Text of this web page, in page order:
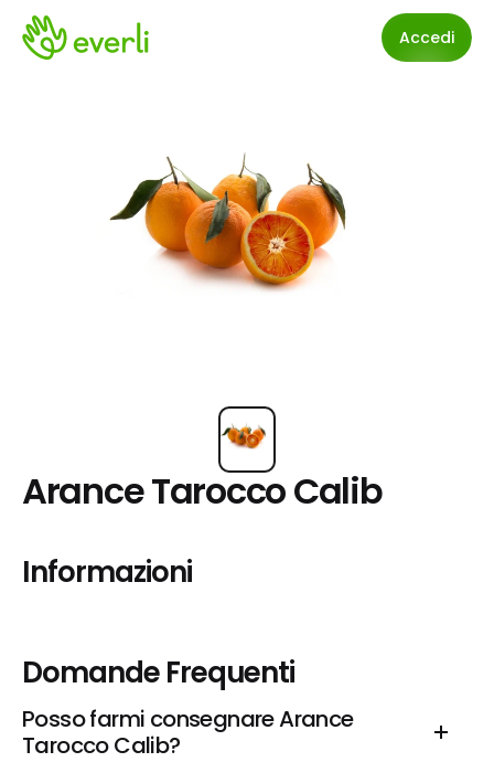
Accedi
Arance Tarocco Calib
Informazioni
Domande Frequenti
Posso farmi consegnare Arance
Tarocco Calib?